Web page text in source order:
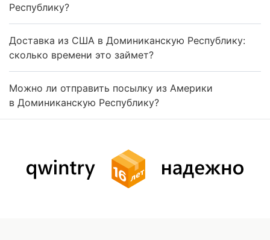
Республику?
Доставка из США в Доминиканскую Республику:
сколько времени это займет?
Можно ли отправить посылку из Америки
в Доминиканскую Республику?